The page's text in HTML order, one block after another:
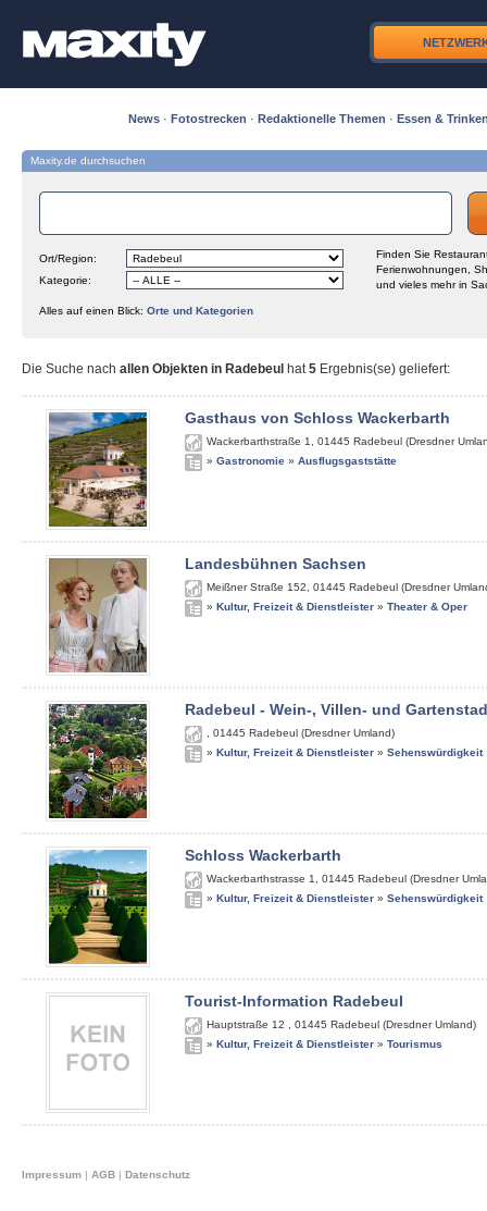
News · Fotostrecken · Redaktionelle Themen · Essen &
Maxity.de durchsuchen
Ort/Region:
Kategorie:
Finden Sie
Ferienwohnungen,
und vieles mehr in
Alles auf einen Blick: Orte und Kategorien
Die Suche nach allen Objekten in Radebeul hat5 Ergebnis(se) geliefert:
Gasthaus von Schloss Wackerbarth
Wackerbarthstraße 1 01445 Radebeul (Dresdner
» Gastronomie » Ausflugsgaststätte
Landesbühnen Sachsen
Meißner Straße 152 01445 Radebeul (Dresdner
» Kultur, Freizeit & Dienstleister » Theater & Oper
Radebeul - Wein-, Villen- und
01445 Radebeul (Dresdner Umland)
» Kultur, Freizeit & Dienstleister » Sehenswürdigkeit
Schloss Wackerbarth
Wackerbarthstrasse 1 01445 Radebeul (Dresdner
» Kultur, Freizeit & Dienstleister » Sehenswürdigkeit
Tourist-Information Radebeul
Hauptstraße 12 01445 Radebeul (Dresdner Umland)
» Kultur, Freizeit & Dienstleister » Tourismus
Impressum | AGB | Datenschutz